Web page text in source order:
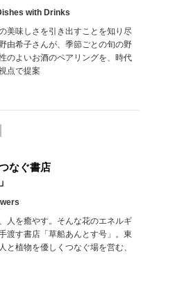
with Drinks
美味しさを引き出すことを知り尽
由希子さんが、季節ごとの旬の野
のよいお酒のペアリングを、時代
点で提案
なぐ書店
人を癒やす。そんな花のエネルギ
渡す書店「草船あんとす号」。東
と植物を優しくつなぐ場を営む、